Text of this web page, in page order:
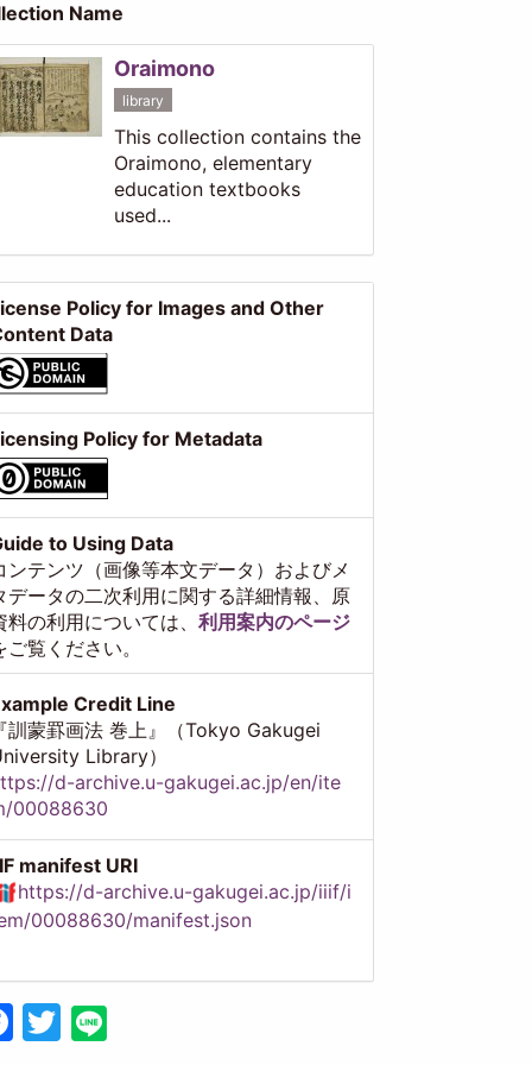
Name
Oraimono
library
This collection contains the
Oraimono, elementary
education textbooks
used...
Policy for Images and Other
Data
Policy for Metadata
to Using Data
ンテンツ（画像等本文データ）およびメ
データの二次利用に関する詳細情報、原
料の利用については、 利用案内のページ
ご覧ください。
Credit Line
訓蒙罫画法 巻上』（Tokyo Gakugei
Library）
d-archive.u-gakugei.ac.jp/en/ite
00088630
manifest URI
https://d-archive.u-gakugei.ac.jp/iiif/i
00088630/manifest.json
Facebook
Twitter